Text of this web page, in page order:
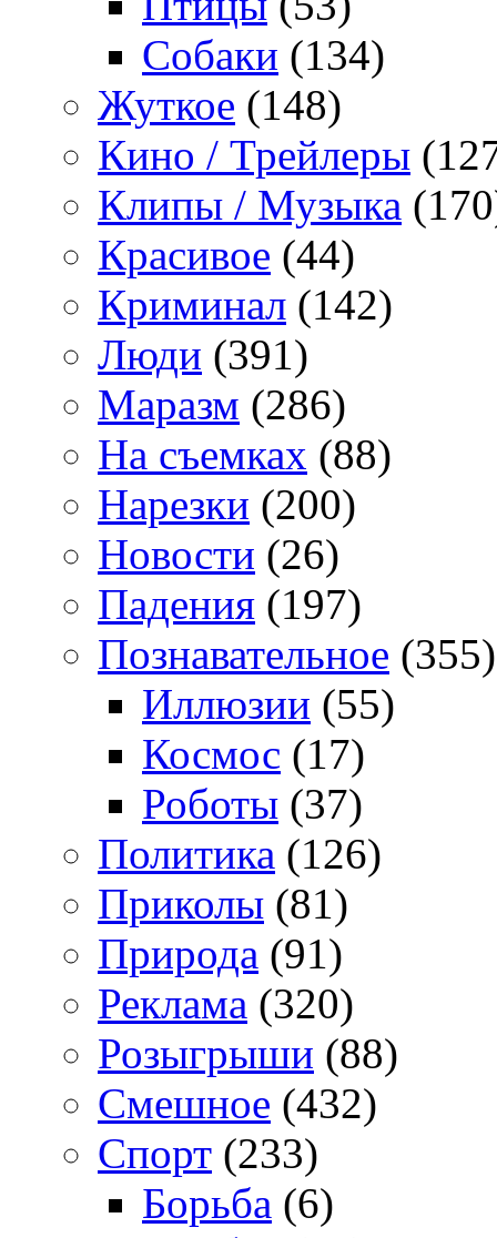
Собаки (134)
Жуткое (148)
Кино / Трейлеры
Клипы / Музыка
Красивое (44)
Криминал (142)
Люди (391)
Маразм (286)
На съемках (88)
Нарезки (200)
Новости (26)
Падения (197)
Познавательное (355)
Иллюзии (55)
Космос (17)
Роботы (37)
Политика (126)
Приколы (81)
Природа (91)
Реклама (320)
Розыгрыши (88)
Смешное (432)
Спорт (233)
Борьба (6)